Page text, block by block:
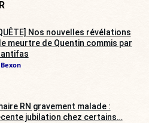
Nos nouvelles révélations
meurtre de Quentin commis par
RN gravement malade :
jubilation chez certains…